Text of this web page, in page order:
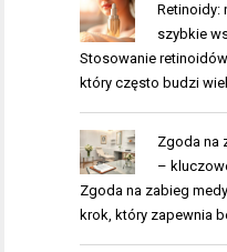
Retinoidy:
szybkie
Stosowanie
który często budzi
Zgoda na
–
Zgoda na zabieg
krok, który zapewnia